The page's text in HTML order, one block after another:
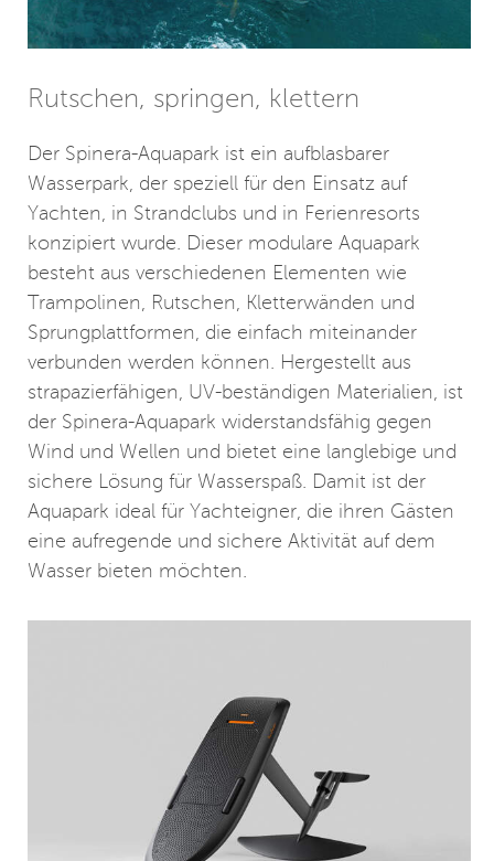
Rutschen, springen, klettern
Der Spinera-Aquapark ist ein aufblasbarer
Wasserpark, der speziell für den Einsatz auf
Yachten, in Strandclubs und in Ferienresorts
konzipiert wurde. Dieser modulare Aquapark
besteht aus verschiedenen Elementen wie
Trampolinen, Rutschen, Kletterwänden und
Sprungplattformen, die einfach miteinander
verbunden werden können. Hergestellt aus
strapazierfähigen, UV-beständigen Materialien, ist
der Spinera-Aquapark widerstandsfähig gegen
Wind und Wellen und bietet eine langlebige und
sichere Lösung für Wasserspaß. Damit ist der
Aquapark ideal für Yachteigner, die ihren Gästen
eine aufregende und sichere Aktivität auf dem
Wasser bieten möchten.